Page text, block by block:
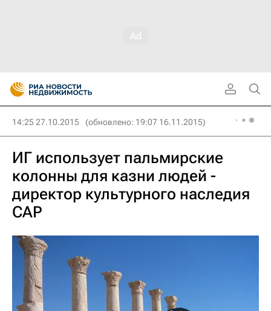
14:25 27.10.2015 (обновлено: 19:07 16.11.2015)
ИГ использует пальмирские
колонны для казни людей -
директор культурного наследия
САР